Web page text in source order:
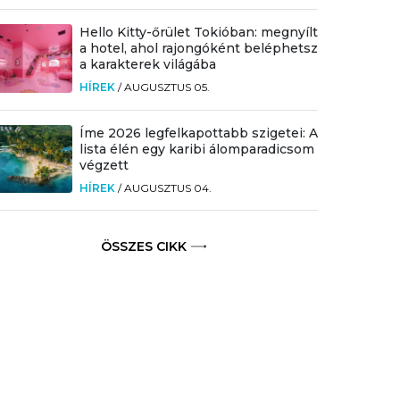
Hello Kitty-őrület Tokióban: megnyílt
a hotel, ahol rajongóként beléphetsz
a karakterek világába
HÍREK /AUGUSZTUS 05.
Íme 2026 legfelkapottabb szigetei: A
lista élén egy karibi álomparadicsom
végzett
HÍREK /AUGUSZTUS 04.
ÖSSZES CIKK